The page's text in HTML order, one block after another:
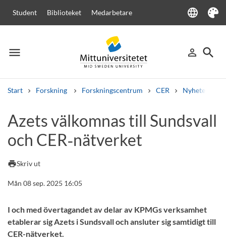
Student Biblioteket Medarbetare language
Language
Tema
menu
Meny person_outline
Logga in
search
Sök
Start Forskning Forskningscentrum CER Nyheter från
Andra söktjänster
Kurser och programKursplanerVälkomstbrev
Azets välkomnas till Sundsvall
och CER‑nätverket
printSkriv ut
Mån 08 sep. 2025 16:05
I och med övertagandet av delar av KPMGs verksamhet
etablerar sig Azets i Sundsvall och ansluter sig samtidigt till
CER-nätverket.